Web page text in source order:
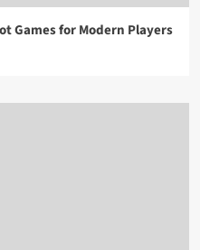
Games for Modern Players